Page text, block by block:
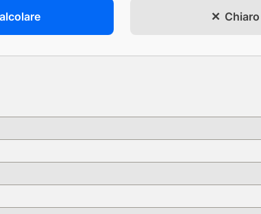
Chiaro